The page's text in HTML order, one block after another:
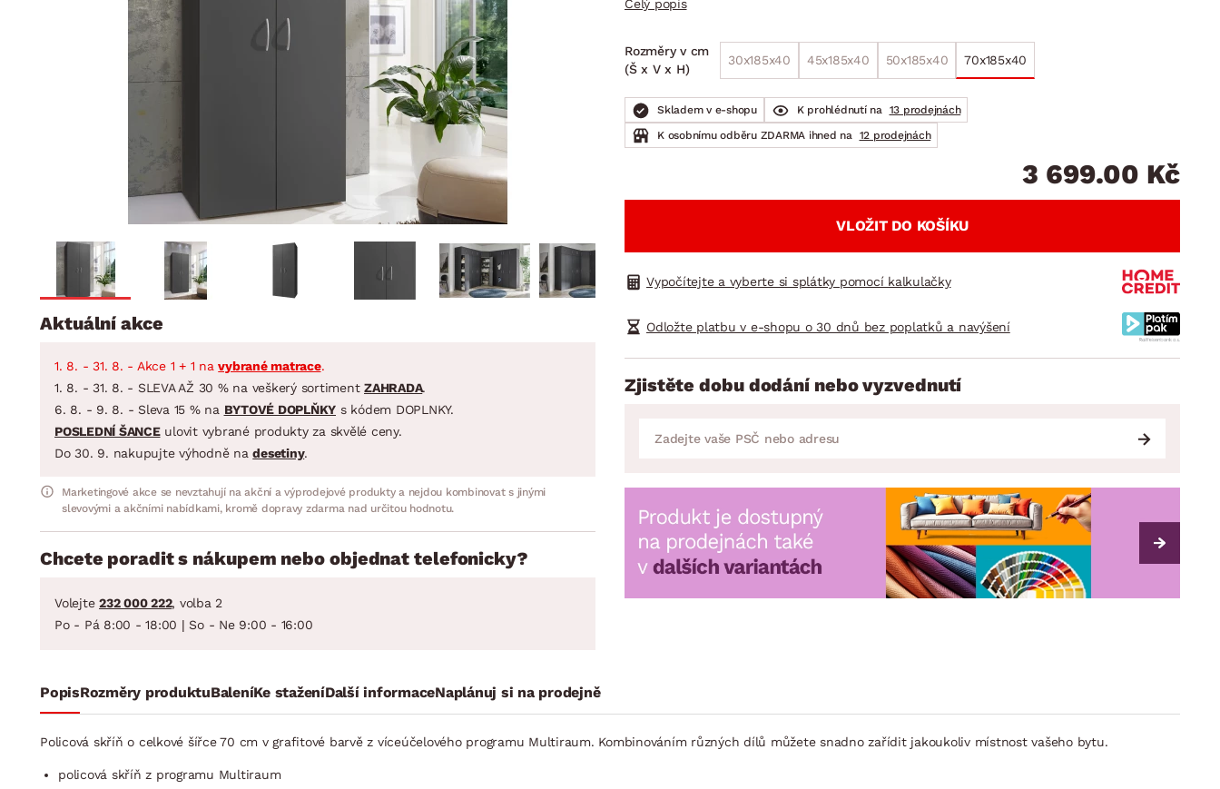
Dětský pokoj
Předsíň, šatna a chodba
BYTOVÝ TEXTIL STOLOVÁNÍ A VAŘENÍ
Jídelní servis
DOMÁCÍ SPOTŘEBIČE
Koupelnové sestavy
Jídelní sestavy
Zahradní sestavy
Zahradní sestavy
Celý popis
Rozměry v cm
(Š x V x H)
30x185x40 45x185x40 50x185x40 70x185x40
Skladem v e-shopu K prohlédnutí na 13 prodejnách
K osobnímu odběru ZDARMA ihned na 12 prodejnách
3 699.00 Kč
VLOŽIT DO KOŠÍKU
Vypočítejte a vyberte si splátky pomocí kalkulačky
Odložte platbu v e-shopu o 30 dnů bez poplatků a navýšení
Zjistěte dobu dodání nebo vyzvednutí
Aktuální akce
1. 8. - 31. 8. - Akce 1 + 1 navybrané matrace.
1. 8. - 31. 8. - SLEVA AŽ 30 % na veškerý sortiment ZAHRADA.
6. 8. - 9. 8. - Sleva 15 % na BYTOVÉ DOPLŇKY s kódem DOPLNKY.
POSLEDNÍ ŠANCEulovit vybrané produkty za skvělé ceny.
Do 30. 9. nakupujte výhodně nadesetiny.
Marketingové akce se nevztahují na akční a výprodejové produkty a nejdou kombinovat s jinými
slevovými a akčními nabídkami, kromě dopravy zdarma nad určitou hodnotu.
Chcete poradit s nákupem nebo objednat telefonicky?
Volejte 232 000 222, volba 2
Po - Pá 8:00 - 18:00 | So - Ne 9:00 - 16:00
PopisRozměry produktuBaleníKe staženíDalší informaceNaplánuj si na prodejně
Policová skříň o celkové šířce 70 cm v grafitové barvě z víceúčelového programu Multiraum. Kombinováním různých dílů můžete snadno zařídit jakoukoliv místnost vašeho bytu.
policová skříň z programu Multiraum